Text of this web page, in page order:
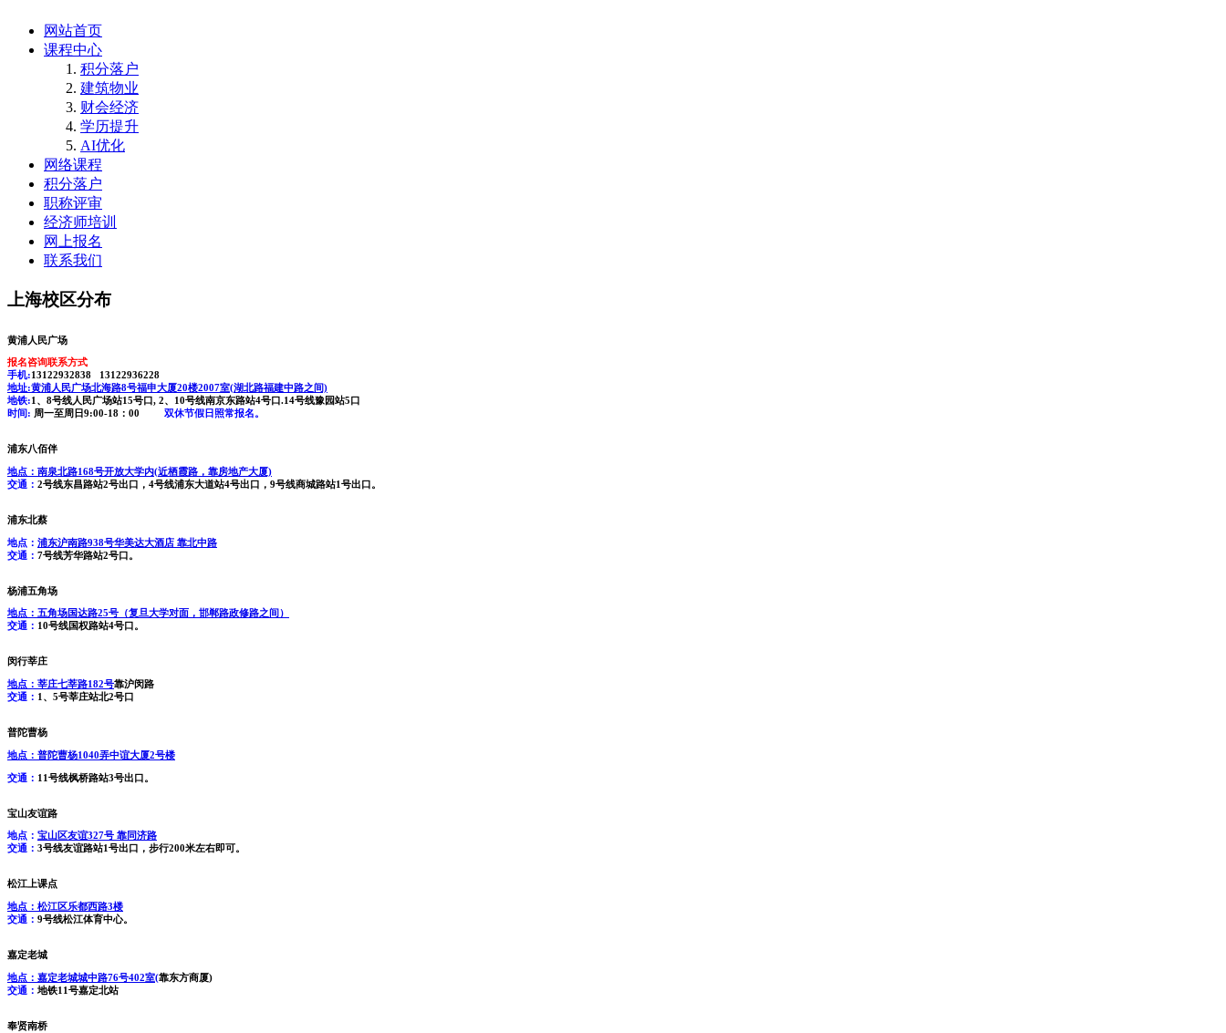
网站首页
课程中心
积分落户
建筑物业
财会经济
学历提升
AI优化
网络课程
积分落户
职称评审
经济师培训
网上报名
联系我们
上海校区分布
黄浦人民广场
报名咨询联系方式
手机:13122932838 13122936228
地址:黄浦人民广场北海路8号福申大厦20楼2007室(湖北路福建中路之间)
地铁:1、8号线人民广场站15号口, 2、10号线南京东路站4号口.14号线豫园站5口
时间: 周一至周日9:00-18：00 双休节假日照常报名。
浦东八佰伴
地点： 南泉北路168号开放大学内(近栖霞路，靠房地产大厦)
交通： 2号线东昌路站2号出口，4号线浦东大道站4号出口，9号线商城路站1号出口。
浦东北蔡
地点： 浦东沪南路938号华美达大酒店 靠北中路
交通： 7号线芳华路站2号口。
杨浦五角场
地点： 五角场国达路25号（复旦大学对面，邯郸路政修路之间）
交通： 10号线国权路站4号口。
闵行莘庄
地点： 莘庄七莘路182号靠沪闵路
交通： 1、5号莘庄站北2号口
普陀曹杨
地点： 普陀曹杨1040弄中谊大厦2号楼
交通： 11号线枫桥路站3号出口。
宝山友谊路
地点： 宝山区友谊327号 靠同济路
交通： 3号线友谊路站1号出口，步行200米左右即可。
松江上课点
地点： 松江区乐都西路3楼
交通： 9号线松江体育中心。
嘉定老城
地点： 嘉定老城城中路76号402室(靠东方商厦)
交通： 地铁11号嘉定北站
奉贤南桥